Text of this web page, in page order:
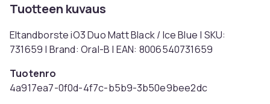
Tuotteen kuvaus
Eltandborste iO3 Duo Matt Black / Ice Blue | SKU:
731659 | Brand: Oral-B | EAN: 8006540731659
Tuotenro
4a917ea7-0f0d-4f7c-b5b9-3b50e9bee2dc